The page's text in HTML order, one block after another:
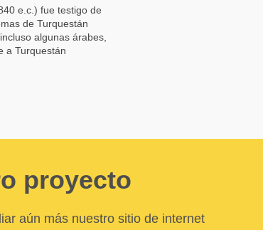
e.c.) fue testigo de
de Turquestán
algunas árabes,
a Turquestán
proyecto
aún más nuestro sitio de internet